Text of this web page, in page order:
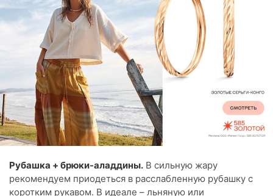
Рубашка + брюки-аладдины. В сильную жару
рекомендуем приодеться в расслабленную рубашку с
коротким рукавом. В идеале – льняную или